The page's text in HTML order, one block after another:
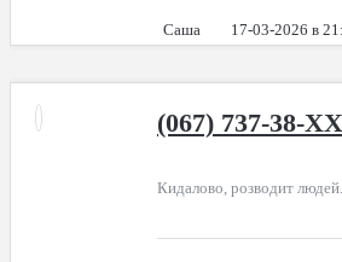
Саша 17-03-2026 в
(067) 737-38-XX
Кидалово, розводит